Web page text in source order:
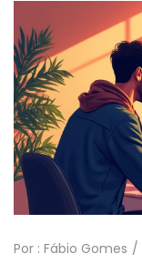
Por : Fábio Gomes